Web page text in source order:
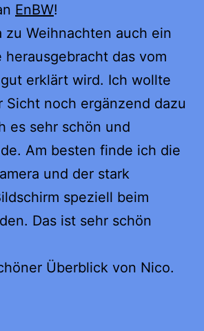
EnBW!
zu Weihnachten auch ein
herausgebracht das vom
erklärt wird. Ich wollte
Sicht noch ergänzend dazu
es sehr schön und
Am besten finde ich die
und der stark
speziell beim
Das ist sehr schön
Überblick von Nico.